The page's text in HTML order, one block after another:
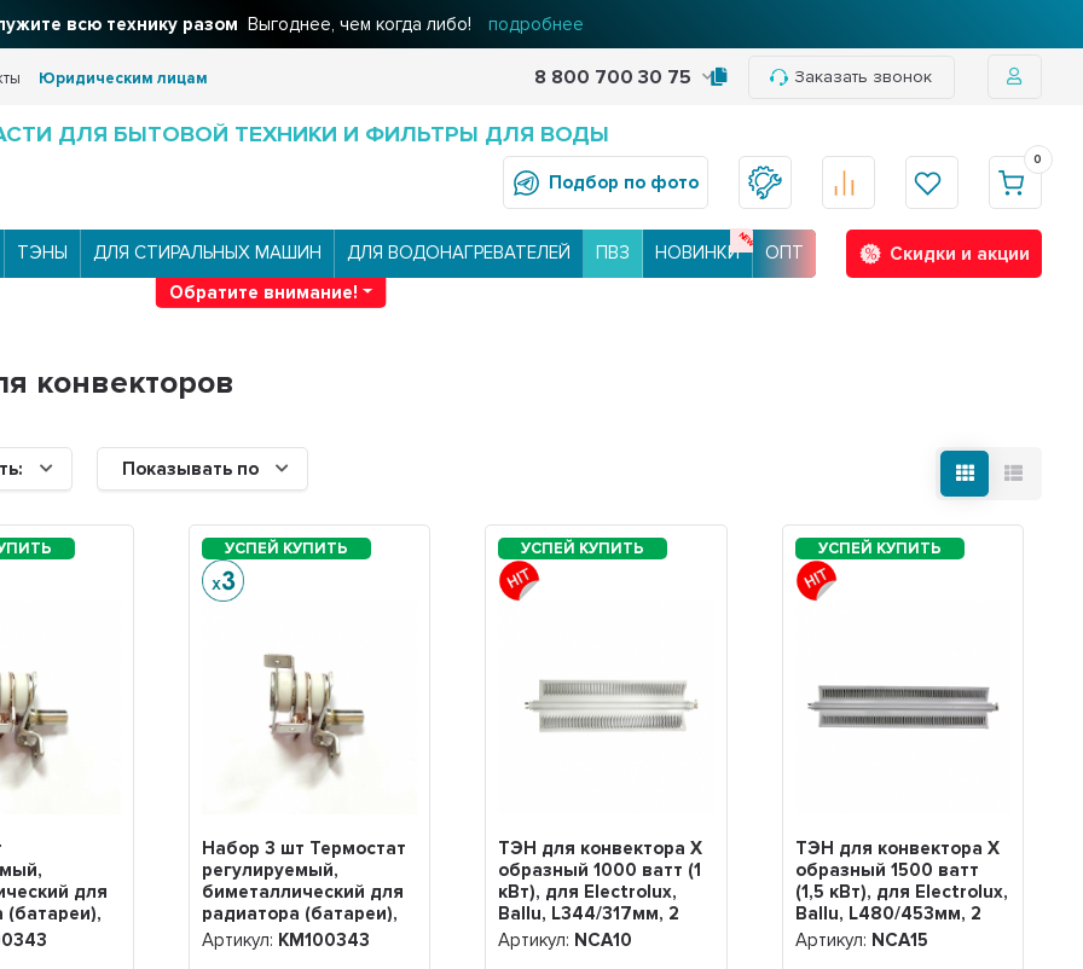
всю технику разом Выгоднее, чем когда либо! подробнее
Юридическим лицам 8 800 700 30 75 Заказать звонок
ДЛЯ БЫТОВОЙ ТЕХНИКИ И ФИЛЬТРЫ ДЛЯ ВОДЫ
Подбор по фото
0
ТЭНЫ ДЛЯ СТИРАЛЬНЫХ МАШИН ДЛЯ ВОДОНАГРЕВАТЕЛЕЙ ПВЗ НОВИНКИ ОПТ
Скидки и акции
Обратите внимание!
конвекторов
Показывать по
для
(батареи),
100343
Набор 3 шт Термостат
регулируемый,
биметаллический для
радиатора (батареи),
KST 16A, 65°С,
KM100343
Артикул: KM100343
ТЭН для конвектора Х
образный 1000 ватт (1
кВт), для Electrolux,
Ballu, L344/317мм, 2
режима, 220V, NCA10
Артикул: NCA10
ТЭН для конвектора Х
образный 1500 ватт
(1,5 кВт), для Electrolux,
Ballu, L480/453мм, 2
режима, 220V, NCA15
Артикул: NCA15